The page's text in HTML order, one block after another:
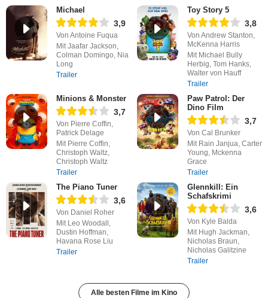
Michael
3,9
Von Antoine Fuqua
Mit Jaafar Jackson,
Colman Domingo, Nia
Long
Trailer
Toy Story 5
3,8
Von Andrew Stanton,
McKenna Harris
Mit Michael Bully
Herbig, Tom Hanks,
Walter von Hauff
Trailer
Minions & Monster
3,7
Von Pierre Coffin,
Patrick Delage
Mit Pierre Coffin,
Christoph Waltz,
Christoph Waltz
Trailer
Paw Patrol: Der
Dino Film
3,7
Von Cal Brunker
Mit Rain Janjua, Carter
Young, Mckenna
Grace
Trailer
The Piano Tuner
3,6
Von Daniel Roher
Mit Leo Woodall,
Dustin Hoffman,
Havana Rose Liu
Trailer
Glennkill: Ein
Schafskrimi
3,6
Von Kyle Balda
Mit Hugh Jackman,
Nicholas Braun,
Nicholas Galitzine
Trailer
Alle besten Filme im Kino